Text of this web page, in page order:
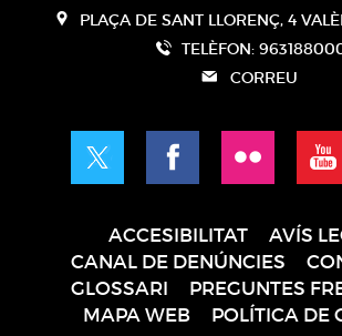
PLAÇA DE SANT LLORENÇ, 4
TELÈFON:
CORREU
página
ACCESIBILITAT
AVÍS
CANAL DE DENÚNCIES
GLOSSARI
PREGUNTES
MAPA WEB
POLÍTICA DE